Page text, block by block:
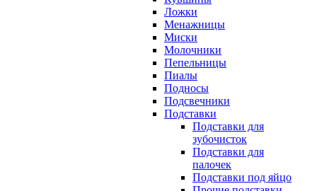
Ложки
Менажницы
Миски
Молочники
Пепельницы
Пиалы
Подносы
Подсвечники
Подставки
Подставки для
зубочисток
Подставки для
палочек
Подставки под яйцо